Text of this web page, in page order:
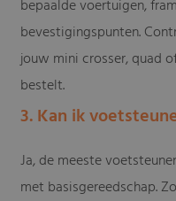
bepaalde voertuigen,
bevestigingspunten.
jouw mini crosser, quad
bestelt.
3. Kan ik
Ja, de meeste
met basisgereedschap.